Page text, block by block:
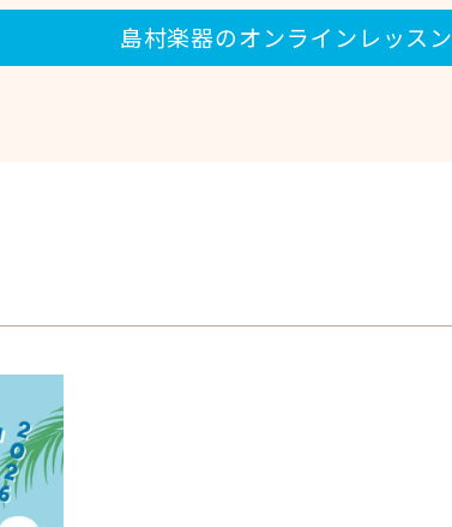
島村楽器のオンラインレッスン